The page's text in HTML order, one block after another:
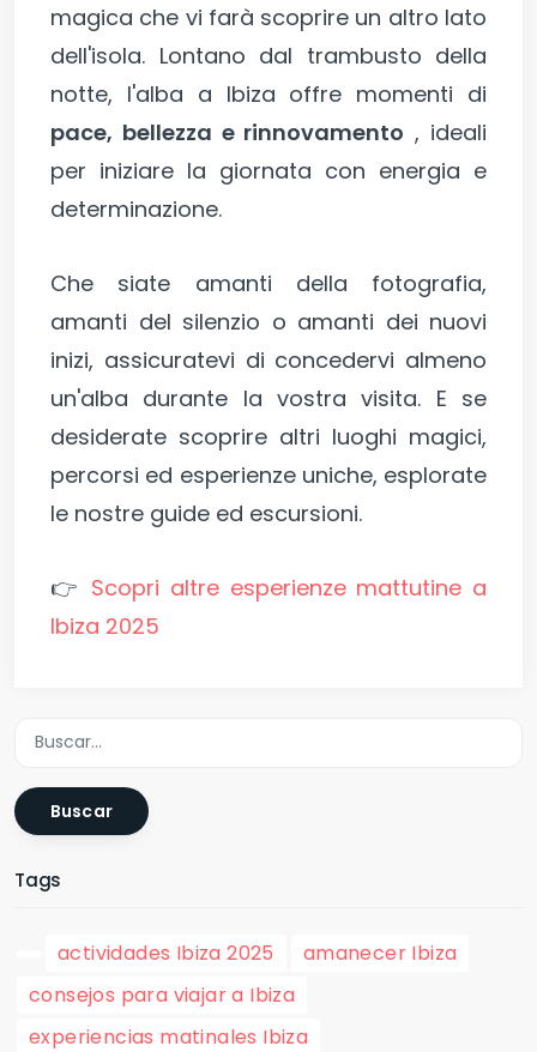
magica che vi farà scoprire un altro lato
dell'isola. Lontano dal trambusto della
notte, l'alba a Ibiza offre momenti di
pace, bellezza e rinnovamento , ideali
per iniziare la giornata con energia e
determinazione.
Che siate amanti della fotografia,
amanti del silenzio o amanti dei nuovi
inizi, assicuratevi di concedervi almeno
un'alba durante la vostra visita. E se
desiderate scoprire altri luoghi magici,
percorsi ed esperienze uniche, esplorate
le nostre guide ed escursioni.
👉 Scopri altre esperienze mattutine a
Ibiza 2025
Buscar
Tags
actividades Ibiza 2025
amanecer Ibiza
consejos para viajar a Ibiza
experiencias matinales Ibiza